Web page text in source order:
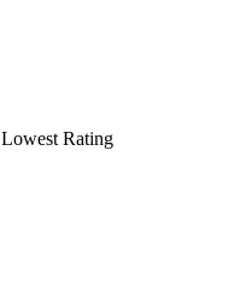
Lowest Rating